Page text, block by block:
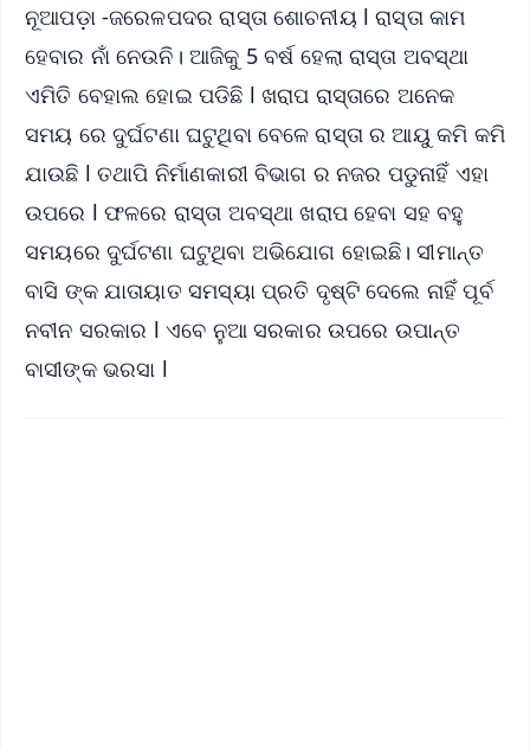
ନୂଆପଡ଼ା -ଜରେଳପଦର ରାସ୍ତା ଶୋଚନୀୟ l ରାସ୍ତା କାମ
ହେବାର ନାଁ ନେଉନି। ଆଜିକୁ 5 ବର୍ଷ ହେଲା ରାସ୍ତା ଅବସ୍ଥା
ଏମିତି ବେହାଲ ହୋଇ ପଡିଛି l ଖରାପ ରାସ୍ତାରେ ଅନେକ
ସମୟ ରେ ଦୁର୍ଘଟଣା ଘଟୁଥିବା ବେଳେ ରାସ୍ତା ର ଆୟୁ କମି କମି
ଯାଉଛି l ତଥାପି ନିର୍ମାଣକାରୀ ବିଭାଗ ର ନଜର ପଡୁନାହିଁ ଏହା
ଉପରେ l ଫଳରେ ରାସ୍ତା ଅବସ୍ଥା ଖରାପ ହେବା ସହ ବହୁ
ସମୟରେ ଦୁର୍ଘଟଣା ଘଟୁଥିବା ଅଭିଯୋଗ ହୋଇଛି। ସୀମାନ୍ତ
ବାସି ଙ୍କ ଯାତାୟାତ ସମସ୍ୟା ପ୍ରତି ଦୃଷ୍ଟି ଦେଲେ ନାହିଁ ପୂର୍ବ
ନବୀନ ସରକାର l ଏବେ ନୁଆ ସରକାର ଉପରେ ଉପାନ୍ତ
ବାସୀଙ୍କ ଭରସା l